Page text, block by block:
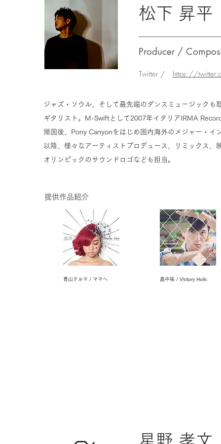
松下 昇平
Producer /
Twitter / https://
ジャズ・ソウル、そして最先端のダンスミュージック
ギタリスト。
M-Swiftとして2007年イタリアIRMA
帰国後、Pony Canyonをはじめ国内海外のメジャー・イ
以降、様々なアーティストプロデュース、リミックス
オリンピックのサウンドロゴなども担当。
提供作品紹介
青山テルマ / ママへ 畠中祐 / Victory Holic
星野 孝文